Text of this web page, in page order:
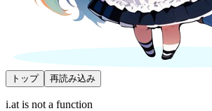
トップ 再読み込み
i.at is not a function